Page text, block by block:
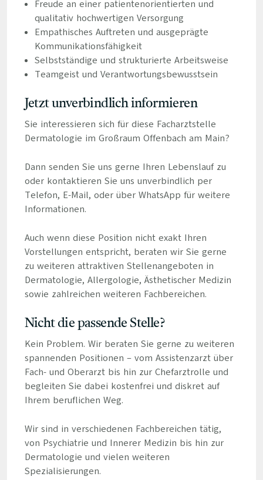
Freude an einer patientenorientierten und
qualitativ hochwertigen Versorgung
Empathisches Auftreten und ausgeprägte
Kommunikationsfähigkeit
Selbstständige und strukturierte Arbeitsweise
Teamgeist und Verantwortungsbewusstsein
Jetzt unverbindlich informieren
Sie interessieren sich für diese Facharztstelle
Dermatologie im Großraum Offenbach am Main?
Dann senden Sie uns gerne Ihren Lebenslauf zu
oder kontaktieren Sie uns unverbindlich per
Telefon, E-Mail, oder über WhatsApp für weitere
Informationen.
Auch wenn diese Position nicht exakt Ihren
Vorstellungen entspricht, beraten wir Sie gerne
zu weiteren attraktiven Stellenangeboten in
Dermatologie, Allergologie, Ästhetischer Medizin
sowie zahlreichen weiteren Fachbereichen.
Nicht die passende Stelle?
Kein Problem. Wir beraten Sie gerne zu weiteren
spannenden Positionen – vom Assistenzarzt über
Fach- und Oberarzt bis hin zur Chefarztrolle und
begleiten Sie dabei kostenfrei und diskret auf
Ihrem beruflichen Weg.
Wir sind in verschiedenen Fachbereichen tätig,
von Psychiatrie und Innerer Medizin bis hin zur
Dermatologie und vielen weiteren
Spezialisierungen.